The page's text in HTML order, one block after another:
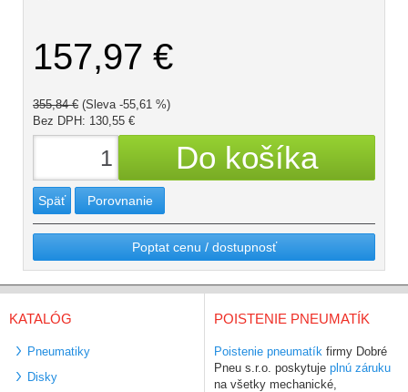
157,97 €
355,84 € (Sleva -55,61 %)
Bez DPH: 130,55 €
Späť Porovnanie
Poptat cenu / dostupnosť
KATALÓG
Pneumatiky
Disky
POISTENIE PNEUMATÍK
Poistenie pneumatík firmy Dobré
Pneu s.r.o. poskytuje plnú záruku
na všetky mechanické,